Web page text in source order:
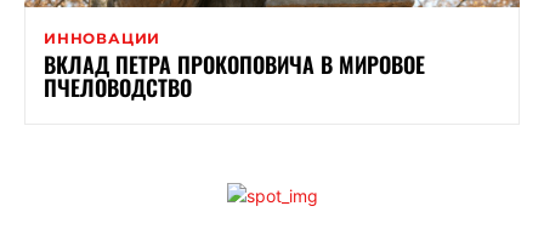
ИННОВАЦИИ
ВКЛАД ПЕТРА ПРОКОПОВИЧА В МИРОВОЕ
ПЧЕЛОВОДСТВО